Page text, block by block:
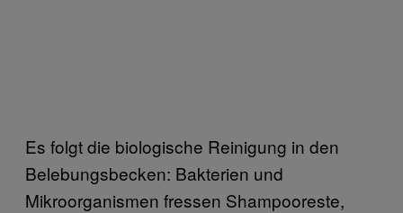
Es folgt die biologische Reinigung in den
Belebungsbecken: Bakterien und
Mikroorganismen fressen Shampooreste,